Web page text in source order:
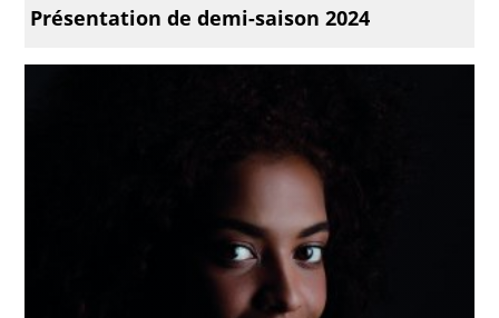
Présentation de demi-saison 2024